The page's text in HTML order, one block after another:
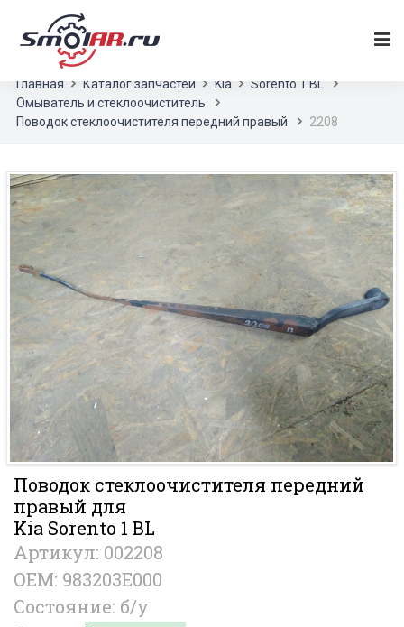
Главная Каталог запчастей Kia
Sorento 1 BL
Омыватель и стеклоочиститель
Поводок стеклоочистителя передний правый
2208
Поводок стеклоочистителя передний
правый для
Kia Sorento 1 BL
Артикул: 002208
OEM: 983203E000
Состояние: б/у